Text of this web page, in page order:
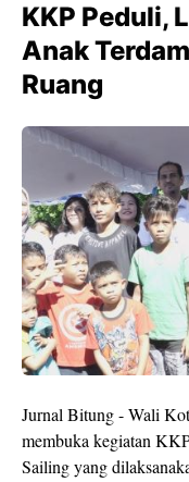
KKP Peduli,
Anak
Ruang
Jurnal Bitung - Wali
membuka kegiatan
Sailing yang